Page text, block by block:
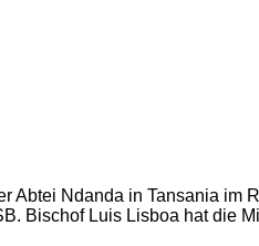
Abtei Ndanda in Tansania im
Bischof Luis Lisboa hat die